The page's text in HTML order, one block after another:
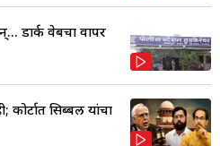
डार्क वेबचा वापर
सिब्बल यांचा